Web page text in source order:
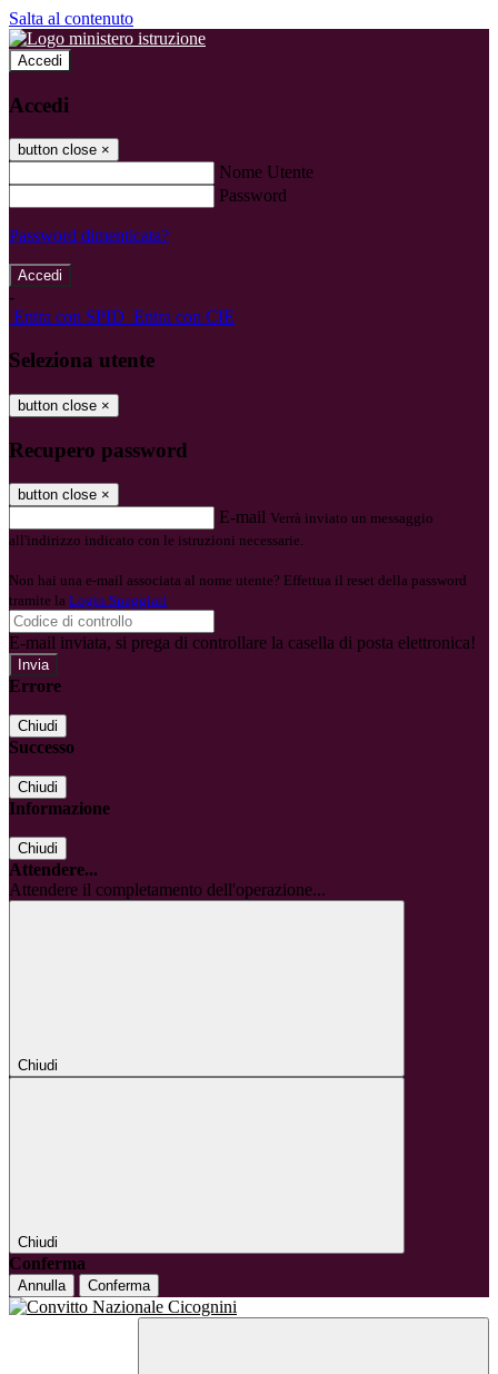
Salta al contenuto
Accedi
Accedi
button close ×
Nome Utente
Password
Password dimenticata?
-
Entra con SPID Entra con CIE
Seleziona utente
button close ×
Recupero password
button close ×
E-mail Verrà inviato un messaggio
all'indirizzo indicato con le istruzioni necessarie.
Non hai una e-mail associata al nome utente? Effettua il reset della password
tramite la Login Spaggiari
E-mail inviata, si prega di controllare la casella di posta elettronica!
Errore
Chiudi
Successo
Chiudi
Informazione
Chiudi
Attendere...
Attendere il completamento dell'operazione...
Chiudi
Chiudi
Conferma
Annulla Conferma